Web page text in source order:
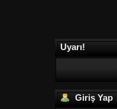
Uyarı!
Giriş Yap